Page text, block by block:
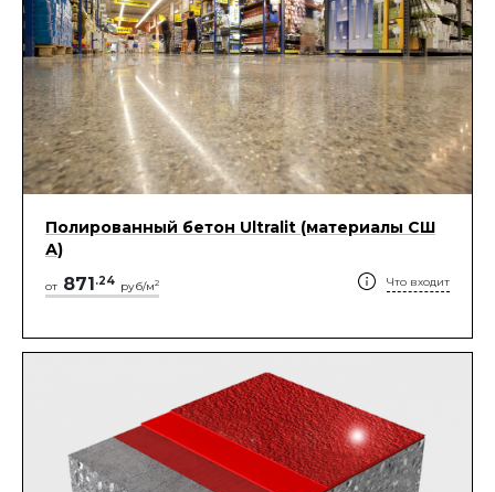
Полированный бетон Ultralit (материалы СШ
А)
от 871.24 руб/м2 Что входит